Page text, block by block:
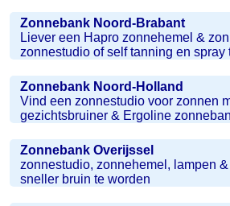
Zonnebank Noord-Brabant
Liever een Hapro zonnehemel &
zonnestudio of self tanning en spray
Zonnebank Noord-Holland
Vind een zonnestudio voor zonnen
gezichtsbruiner & Ergoline
Zonnebank Overijssel
zonnestudio, zonnehemel, lampen
sneller bruin te worden